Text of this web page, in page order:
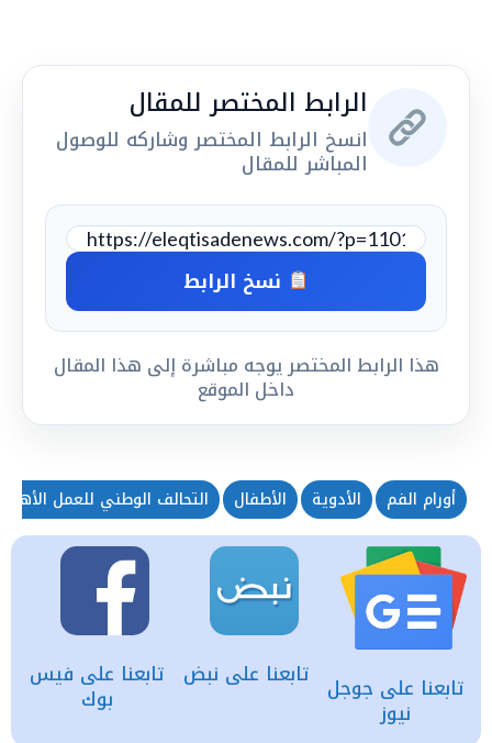
الرابط المختصر للمقال
انسخ الرابط المختصر وشاركه للوصول
المباشر للمقال
نسخ الرابط
هذا الرابط المختصر يوجه مباشرة إلى هذا المقال
داخل الموقع
أورام الفم الأدوية الأطفال التحالف الوطني للعمل الأهلي
تابعنا على فيس
بوك
تابعنا على نبض تابعنا على جوجل
نيوز